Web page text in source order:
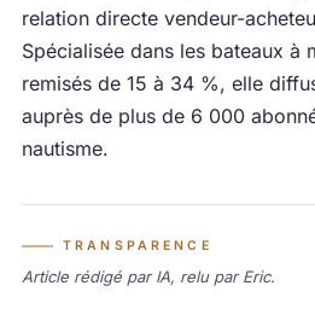
relation directe vendeur-
Spécialisée dans les bateaux à
remisés de 15 à 34 %, elle
auprès de plus de 6 000
nautisme.
TRANSPARENCE
Article rédigé par IA, relu par Eric.